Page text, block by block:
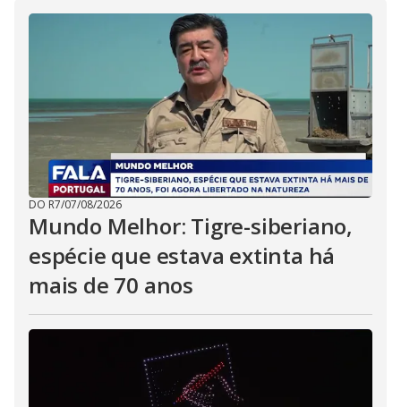
d
e
o
DO R7/07/08/2026
Mundo Melhor: Tigre-siberiano,
espécie que estava extinta há
mais de 70 anos